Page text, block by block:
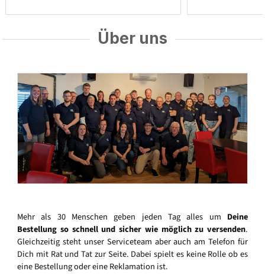
Über uns
Mehr als 30 Menschen geben jeden Tag alles um Deine
Bestellung so schnell und sicher wie möglich zu versenden.
Gleichzeitig steht unser Serviceteam aber auch am Telefon für
Dich mit Rat und Tat zur Seite. Dabei spielt es keine Rolle ob es
eine Bestellung oder eine Reklamation ist.